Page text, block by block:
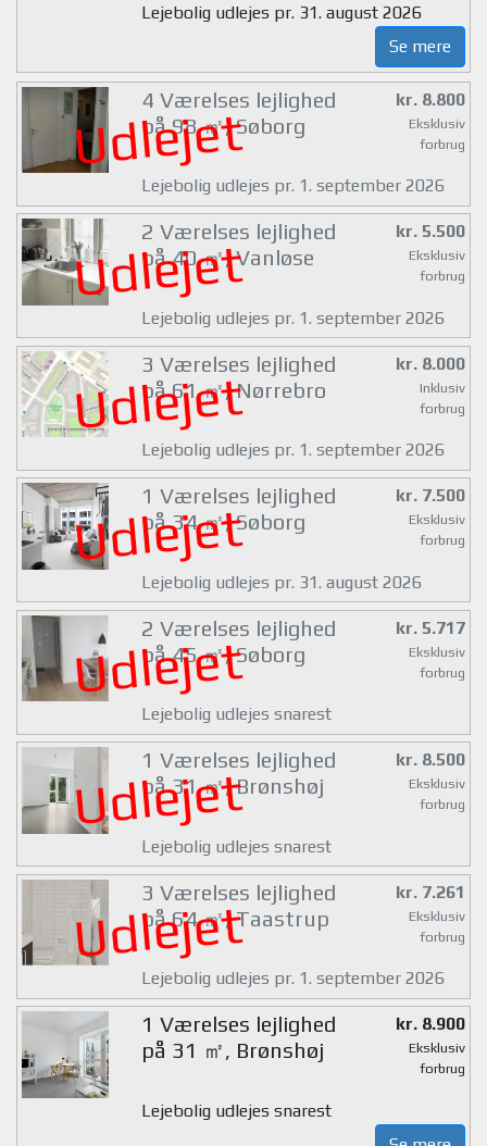
Lejebolig udlejes pr. 31. august 2026
Se mere
Udlejet
4 Værelses lejlighed
på 98 ㎡, Søborg
kr. 8.800
Eksklusiv
forbrug
Lejebolig udlejes pr. 1. september 2026
Udlejet
2 Værelses lejlighed
på 40 ㎡, Vanløse
kr. 5.500
Eksklusiv
forbrug
Lejebolig udlejes pr. 1. september 2026
Udlejet
3 Værelses lejlighed
på 61 ㎡, Nørrebro
kr. 8.000
Inklusiv
forbrug
Lejebolig udlejes pr. 1. september 2026
Udlejet
1 Værelses lejlighed
på 34 ㎡, Søborg
kr. 7.500
Eksklusiv
forbrug
Lejebolig udlejes pr. 31. august 2026
Udlejet
2 Værelses lejlighed
på 45 ㎡, Søborg
kr. 5.717
Eksklusiv
forbrug
Lejebolig udlejes snarest
Udlejet
1 Værelses lejlighed
på 31 ㎡, Brønshøj
kr. 8.500
Eksklusiv
forbrug
Lejebolig udlejes snarest
Udlejet
3 Værelses lejlighed
på 64 ㎡, Taastrup
kr. 7.261
Eksklusiv
forbrug
Lejebolig udlejes pr. 1. september 2026
1 Værelses lejlighed
på 31 ㎡, Brønshøj
kr. 8.900
Eksklusiv
forbrug
Lejebolig udlejes snarest